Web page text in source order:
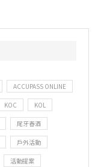
ACCUPASS ONLINE
KOC KOL
尾牙春酒
戶外活動
活動提案